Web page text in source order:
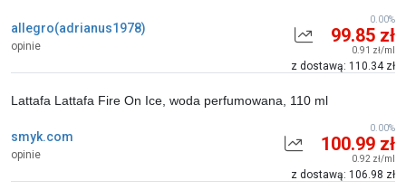
allegro(adrianus1978)
opinie 99.85 zł
0.91 zł/ml
z dostawą: 110.34 zł
0.00%
smyk.com
opinie
Lattafa Lattafa Fire On Ice, woda perfumowana, 110 ml
100.99 zł
0.92 zł/ml
z dostawą: 106.98 zł
0.00%